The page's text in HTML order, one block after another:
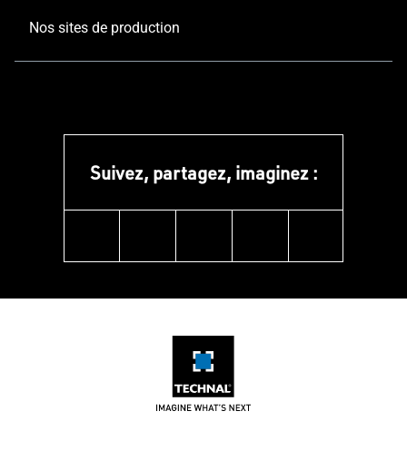
Nos sites de production
Suivez, partagez, imaginez :